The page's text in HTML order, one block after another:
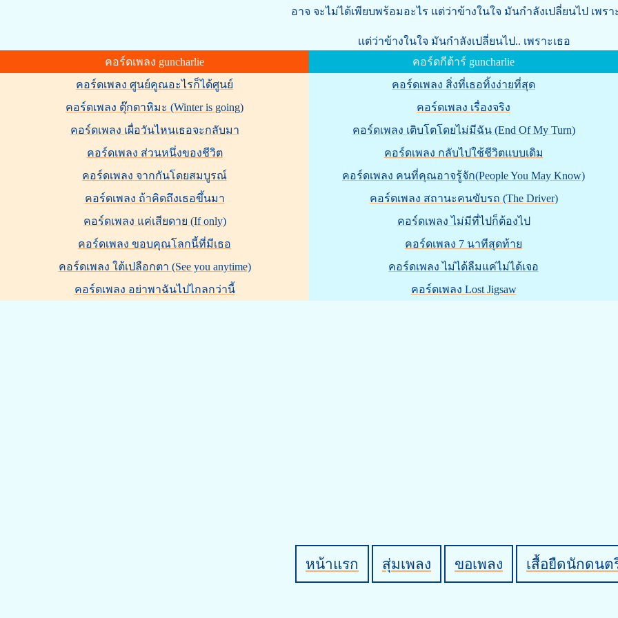
อาจ จะไม่ได้เพียบพร้อมอะไร แต่ว่าข้างในใจ มันกำลังเปลี่ยนไป เพรา
เเต่ว่าข้างในใจ มันกำลังเปลี่ยนไป.. เพราะเธอ
คอร์ดเพลง guncharlie
คอร์ดเพลง ศูนย์คูณอะไรก็ได้ศูนย์
คอร์ดเพลง ตุ๊กตาหิมะ (Winter is going)
คอร์ดเพลง เผื่อวันไหนเธอจะกลับมา
คอร์ดเพลง ส่วนหนึ่งของชีวิต
คอร์ดเพลง จากกันโดยสมบูรณ์
คอร์ดเพลง ถ้าคิดถึงเธอขึ้นมา
คอร์ดเพลง แค่เสียดาย (If only)
คอร์ดเพลง ขอบคุณโลกนี้ที่มีเธอ
คอร์ดเพลง ใต้เปลือกตา (See you anytime)
คอร์ดเพลง อย่าพาฉันไปไกลกว่านี้
คอร์ดกีต้าร์ guncharlie
คอร์ดเพลง สิ่งที่เธอทิ้งง่ายที่สุด
คอร์ดเพลง เรื่องจริง
คอร์ดเพลง เติบโตโดยไม่มีฉัน (End Of My Turn)
คอร์ดเพลง กลับไปใช้ชีวิตแบบเดิม
คอร์ดเพลง คนที่คุณอาจรู้จัก(People You May Know)
คอร์ดเพลง สถานะคนขับรถ (The Driver)
คอร์ดเพลง ไม่มีที่ไปก็ต้องไป
คอร์ดเพลง 7 นาทีสุดท้าย
คอร์ดเพลง ไม่ได้ลืมแค่ไม่ได้เจอ
คอร์ดเพลง Lost Jigsaw
หน้าแรก สุ่มเพลง ขอเพลง เสื้อยืดนักดนต